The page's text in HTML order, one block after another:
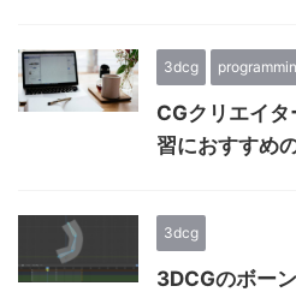
3dcg
CGクリエイ
習におすすめ
3dcg
3DCGのボー